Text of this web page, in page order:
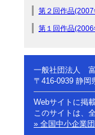
第２回作品
第１回作品
一般社団法人
〒416-0939 静岡
Webサイトに掲
このサイトは、
» 全国中小企業